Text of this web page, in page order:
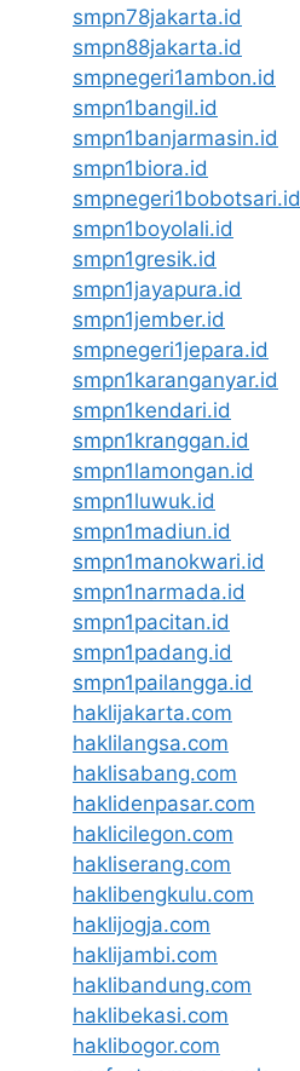
smpn78jakarta.id
smpn88jakarta.id
smpnegeri1ambon.id
smpn1bangil.id
smpn1banjarmasin.id
smpn1biora.id
smpnegeri1bobotsari.id
smpn1boyolali.id
smpn1gresik.id
smpn1jayapura.id
smpn1jember.id
smpnegeri1jepara.id
smpn1karanganyar.id
smpn1kendari.id
smpn1kranggan.id
smpn1lamongan.id
smpn1luwuk.id
smpn1madiun.id
smpn1manokwari.id
smpn1narmada.id
smpn1pacitan.id
smpn1padang.id
smpn1pailangga.id
haklijakarta.com
haklilangsa.com
haklisabang.com
haklidenpasar.com
haklicilegon.com
hakliserang.com
haklibengkulu.com
haklijogja.com
haklijambi.com
haklibandung.com
haklibekasi.com
haklibogor.com